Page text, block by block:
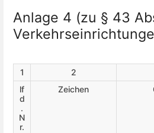
Anlage 4 (zu § 43
1 2
lf
d
.
N
r.
Zeichen